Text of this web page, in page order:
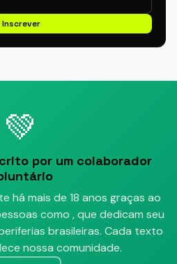
Inscrever
💚
por um colaborador
há mais de 18 anos graças ao
como , que dedicam seu
brasileiras. Cada texto
nossa comunidade.